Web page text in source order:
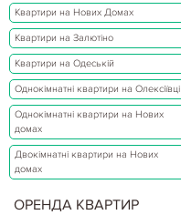
Квартири на Нових Домах
Квартири на Залютіно
Квартири на Одеській
Однокімнатні квартири на Олексіївці
Однокімнатні квартири на Нових
домах
Двокімнатні квартири на Нових
домах
ОРЕНДА КВАРТИР